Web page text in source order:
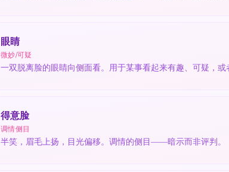
眼睛
微妙/可疑
一双脱离脸的眼睛向侧面看。用于某事看起来有趣、可疑，或
得意脸
调情侧目
半笑，眉毛上扬，目光偏移。调情的侧目——暗示而非评判。